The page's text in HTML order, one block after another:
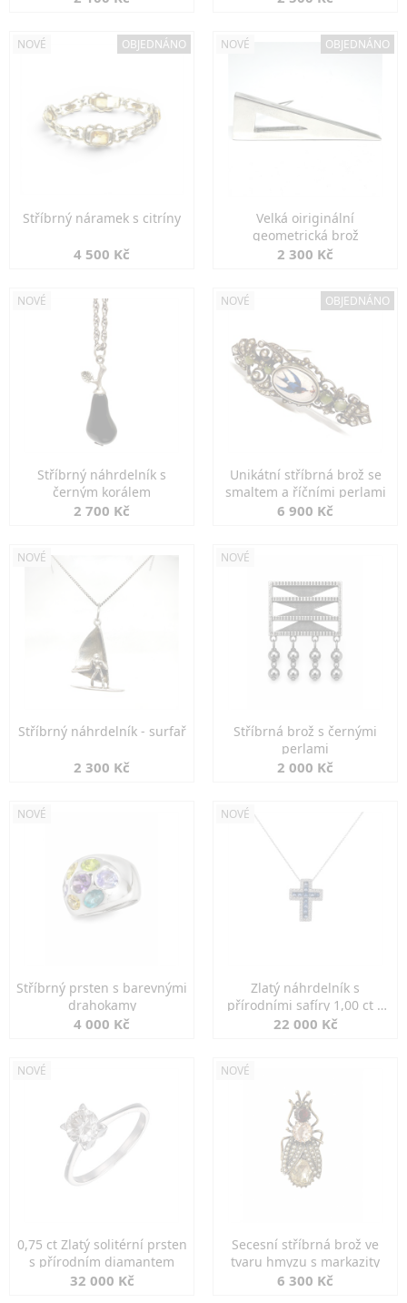
NOVÉ OBJEDNÁNO
Stříbrný náramek s citríny
4 500 Kč
NOVÉ OBJEDNÁNO
Velká oiriginální
geometrická brož
2 300 Kč
NOVÉ
Stříbrný náhrdelník s
černým korálem
2 700 Kč
NOVÉ OBJEDNÁNO
Unikátní stříbrná brož se
smaltem a říčními perlami
6 900 Kč
NOVÉ
Stříbrný náhrdelník - surfař
2 300 Kč
NOVÉ
Stříbrná brož s černými
perlami
2 000 Kč
NOVÉ
Stříbrný prsten s barevnými
drahokamy
4 000 Kč
NOVÉ
Zlatý náhrdelník s
přírodními safíry 1,00 ct a
diamanty
22 000 Kč
NOVÉ
0,75 ct Zlatý solitérní prsten
s přírodním diamantem
32 000 Kč
NOVÉ
Secesní stříbrná brož ve
tvaru hmyzu s markazity
6 300 Kč